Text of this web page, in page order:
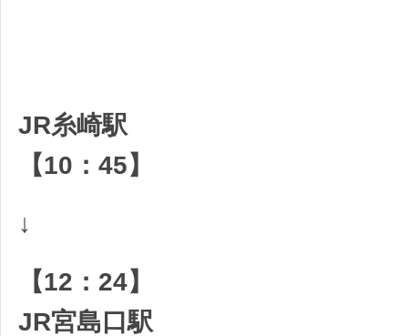
JR糸崎駅
【10：45】
↓
【12：24】
JR宮島口駅